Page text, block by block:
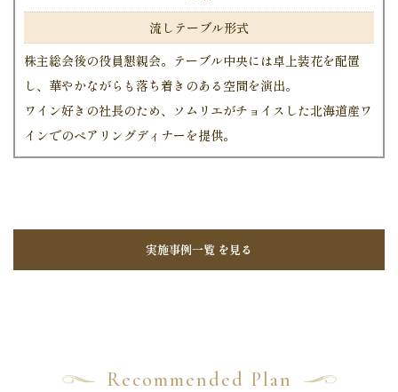
流しテーブル形式
株主総会後の役員懇親会。テーブル中央には卓上装花を配置
し、華やかながらも落ち着きのある空間を演出。
ワイン好きの社長のため、ソムリエがチョイスした北海道産ワ
インでのペアリングディナーを提供。
実施事例一覧 を見る
Recommended Plan